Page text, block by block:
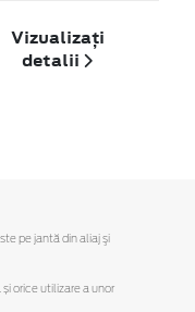
Vizualizați
detalii
pe jantă din aliaj şi
orice utilizare a unor